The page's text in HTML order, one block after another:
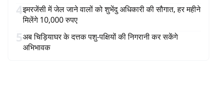
4इमरजेंसी में जेल जाने वालों को शुभेंदु अधिकारी की सौगात, हर महीने
मिलेंगे 10,000 रुपए
5अब चिड़ियाघर के दत्तक पशु-पक्षियों की निगरानी कर सकेंगे
अभिभावक